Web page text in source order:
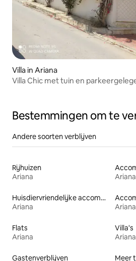
Villa in Ariana
Villa Chic met tuin en
Bestemmingen om te
Andere soorten verblijven
Rijhuizen
Ariana
Ariana
Huisdiervriendelijke accommodaties
Ariana
Ariana
Flats
Ariana
Villa's
Ariana
Gastenverblijven Meer